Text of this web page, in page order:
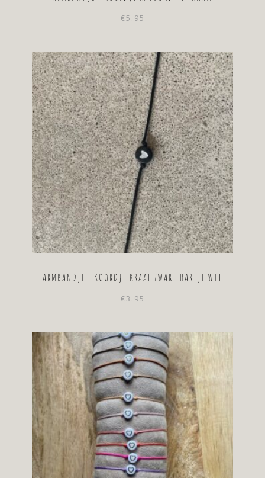
€5.95
ARMBANDJE | KOORDJE KRAAL ZWART HARTJE WIT
€3.95